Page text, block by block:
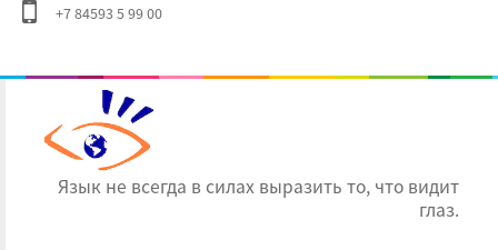
+7 84593 5 99 00
Язык не всегда в силах выразить то, что видит
глаз.